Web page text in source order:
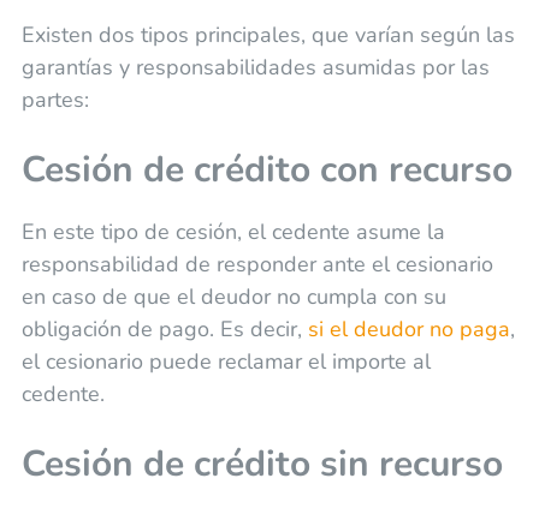
Existen dos tipos principales, que varían según las
garantías y responsabilidades asumidas por las
partes:
Cesión de crédito con recurso
En este tipo de cesión, el cedente asume la
responsabilidad de responder ante el cesionario
en caso de que el deudor no cumpla con su
obligación de pago. Es decir, si el deudor no paga,
el cesionario puede reclamar el importe al
cedente.
Cesión de crédito sin recurso